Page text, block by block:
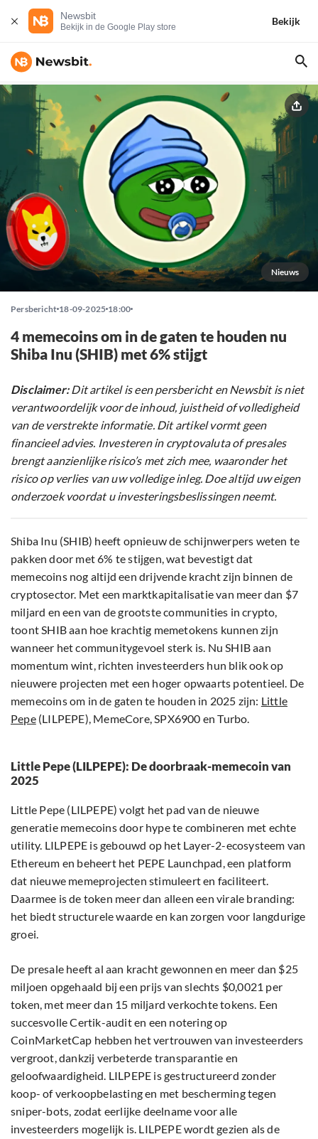
Newsbit
Bekijk in de Google Play store
Bekijk
Nieuws
Persbericht 18-09-2025 18:00
4 memecoins om in de gaten te houden nu
Shiba Inu (SHIB) met 6% stijgt
Disclaimer:Dit artikel is een persbericht en Newsbit is niet
verantwoordelijk voor de inhoud, juistheid of volledigheid
van de verstrekte informatie. Dit artikel vormt geen
financieel advies. Investeren in cryptovaluta of presales
brengt aanzienlijke risico’s met zich mee, waaronder het
risico op verlies van uw volledige inleg. Doe altijd uw eigen
onderzoek voordat u investeringsbeslissingen neemt.
Shiba Inu (SHIB) heeft opnieuw de schijnwerpers weten te
pakken door met 6% te stijgen, wat bevestigt dat
memecoins nog altijd een drijvende kracht zijn binnen de
cryptosector. Met een marktkapitalisatie van meer dan $7
miljard en een van de grootste communities in crypto,
toont SHIB aan hoe krachtig memetokens kunnen zijn
wanneer het communitygevoel sterk is. Nu SHIB aan
momentum wint, richten investeerders hun blik ook op
nieuwere projecten met een hoger opwaarts potentieel. De
memecoins om in de gaten te houden in 2025 zijn: Little
Pepe(LILPEPE), MemeCore, SPX6900 en Turbo.
Little Pepe (LILPEPE): De doorbraak-memecoin van
2025
Little Pepe (LILPEPE) volgt het pad van de nieuwe
generatie memecoins door hype te combineren met echte
utility. LILPEPE is gebouwd op het Layer-2-ecosysteem van
Ethereum en beheert het PEPE Launchpad, een platform
dat nieuwe memeprojecten stimuleert en faciliteert.
Daarmee is de token meer dan alleen een virale branding:
het biedt structurele waarde en kan zorgen voor langdurige
groei.
De presale heeft al aan kracht gewonnen en meer dan $25
miljoen opgehaald bij een prijs van slechts $0,0021 per
token, met meer dan 15 miljard verkochte tokens. Een
succesvolle Certik-audit en een notering op
CoinMarketCap hebben het vertrouwen van investeerders
vergroot, dankzij verbeterde transparantie en
geloofwaardigheid. LILPEPE is gestructureerd zonder
koop- of verkoopbelasting en met bescherming tegen
sniper-bots, zodat eerlijke deelname voor alle
investeerders mogelijk is. LILPEPE wordt gezien als de